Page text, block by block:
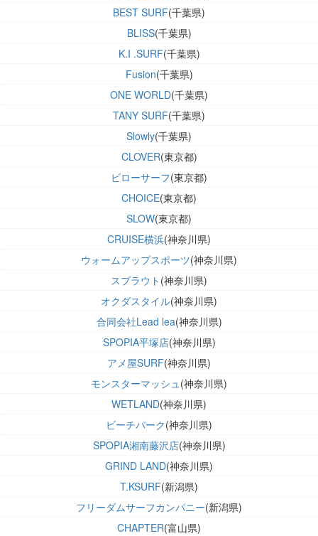
BEST SURF(千葉県)
BLISS(千葉県)
K.I .SURF(千葉県)
Fusion(千葉県)
ONE WORLD(千葉県)
TANY SURF(千葉県)
Slowly(千葉県)
CLOVER(東京都)
ビローサーフ(東京都)
CHOICE(東京都)
SLOW(東京都)
CRUISE横浜(神奈川県)
ウォームアップスポーツ(神奈川県)
スプラウト (神奈川県)
オクダスタイル(神奈川県)
合同会社Lead lea(神奈川県)
SPOPIA平塚店(神奈川県)
アメ屋SURF(神奈川県)
モンスターマッシュ(神奈川県)
WETLAND(神奈川県)
ビーチパーク(神奈川県)
SPOPIA湘南藤沢店(神奈川県)
GRIND LAND(神奈川県)
T.KSURF(新潟県)
フリーダムサーフカンパニー(新潟県)
CHAPTER(富山県)